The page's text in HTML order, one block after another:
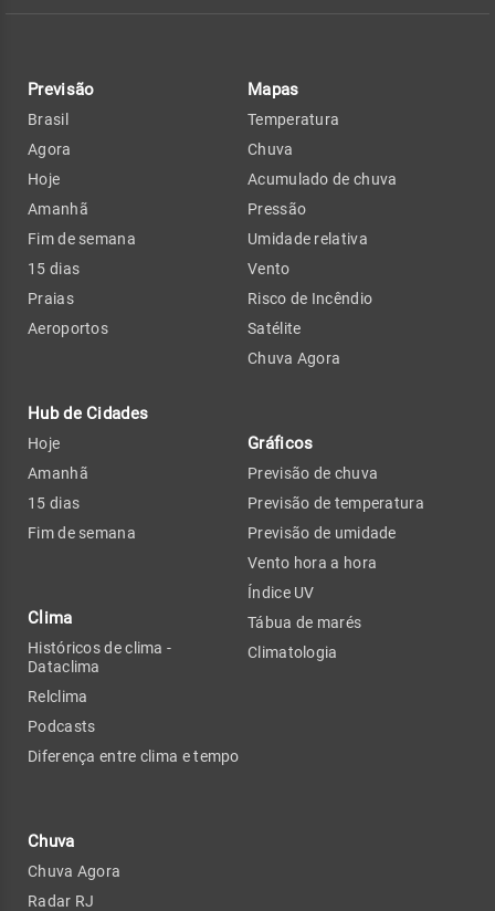
Previsão
Brasil
Agora
Hoje
Amanhã
Fim de semana
15 dias
Praias
Aeroportos
Hub de Cidades
Hoje
Amanhã
15 dias
Fim de semana
Clima
Históricos de clima -
Dataclima
Relclima
Podcasts
Diferença entre clima e tempo
Chuva
Chuva Agora
Radar RJ
Mapas
Temperatura
Chuva
Acumulado de chuva
Pressão
Umidade relativa
Vento
Risco de Incêndio
Satélite
Chuva Agora
Gráficos
Previsão de chuva
Previsão de temperatura
Previsão de umidade
Vento hora a hora
Índice UV
Tábua de marés
Climatologia